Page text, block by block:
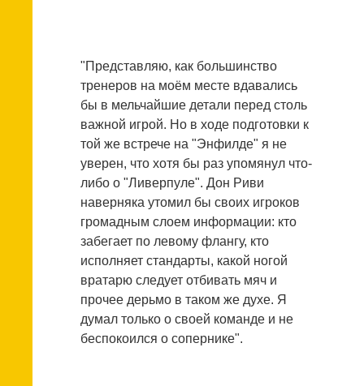
"Представляю, как большинство
тренеров на моём месте вдавались
бы в мельчайшие детали перед столь
важной игрой. Но в ходе подготовки к
той же встрече на "Энфилде" я не
уверен, что хотя бы раз упомянул что-
либо о "Ливерпуле". Дон Риви
наверняка утомил бы своих игроков
громадным слоем информации: кто
забегает по левому флангу, кто
исполняет стандарты, какой ногой
вратарю следует отбивать мяч и
прочее дерьмо в таком же духе. Я
думал только о своей команде и не
беспокоился о сопернике".